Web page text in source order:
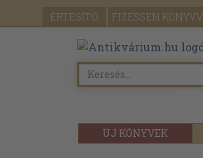
ÉRTESÍTŐ FIZESSEN
ÚJ KÖNYVEK